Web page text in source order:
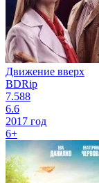
Движение вверх
BDRip
7.588
6.6
2017 год
6+